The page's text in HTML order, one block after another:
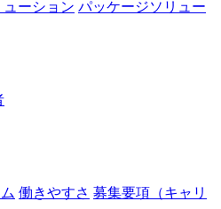
ーション パッケージソリュー
働きやすさ 募集要項（キャリ